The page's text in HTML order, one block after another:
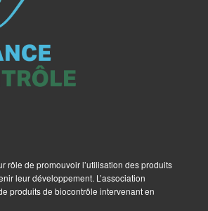
rôle de promouvoir l’utilisation des produits
leur développement. L’association
produits de biocontrôle intervenant en